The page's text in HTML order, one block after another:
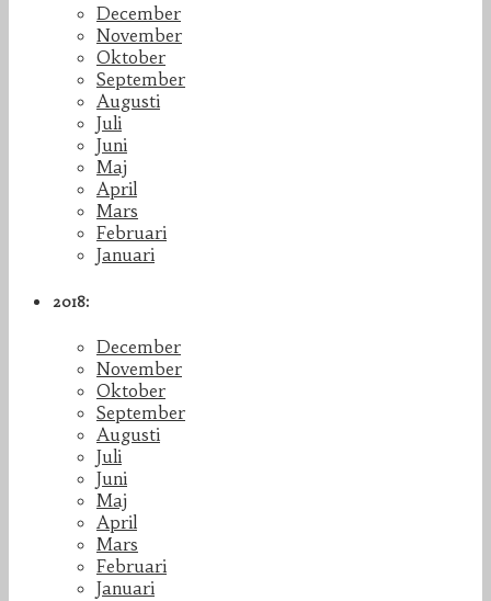
December
November
Oktober
September
Augusti
Juli
Juni
Maj
April
Mars
Februari
Januari
2018:
December
November
Oktober
September
Augusti
Juli
Juni
Maj
April
Mars
Februari
Januari